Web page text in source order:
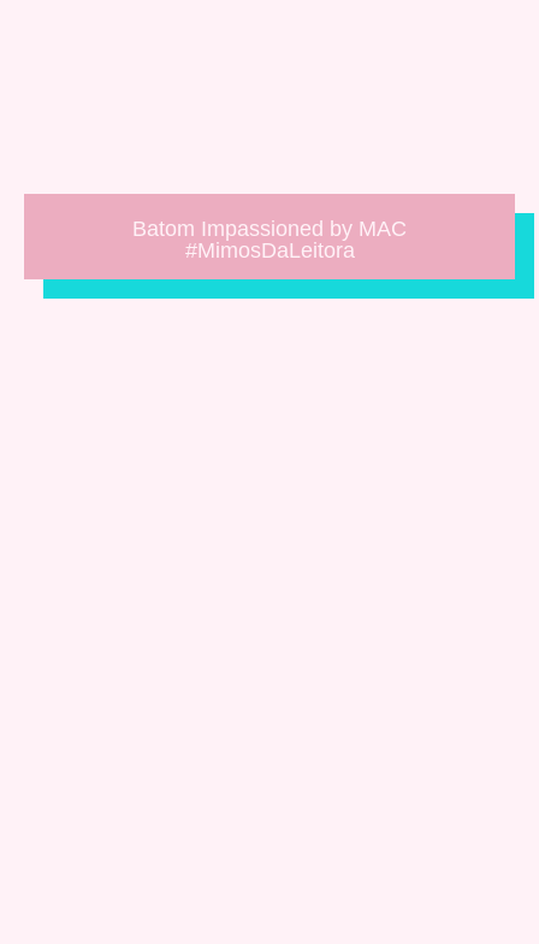
Batom Impassioned by MAC
#MimosDaLeitora